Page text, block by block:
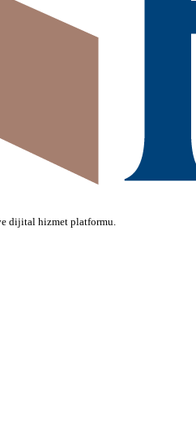
dijital hizmet platformu.